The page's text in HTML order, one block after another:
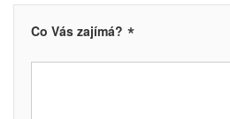
Co Vás zajímá? *